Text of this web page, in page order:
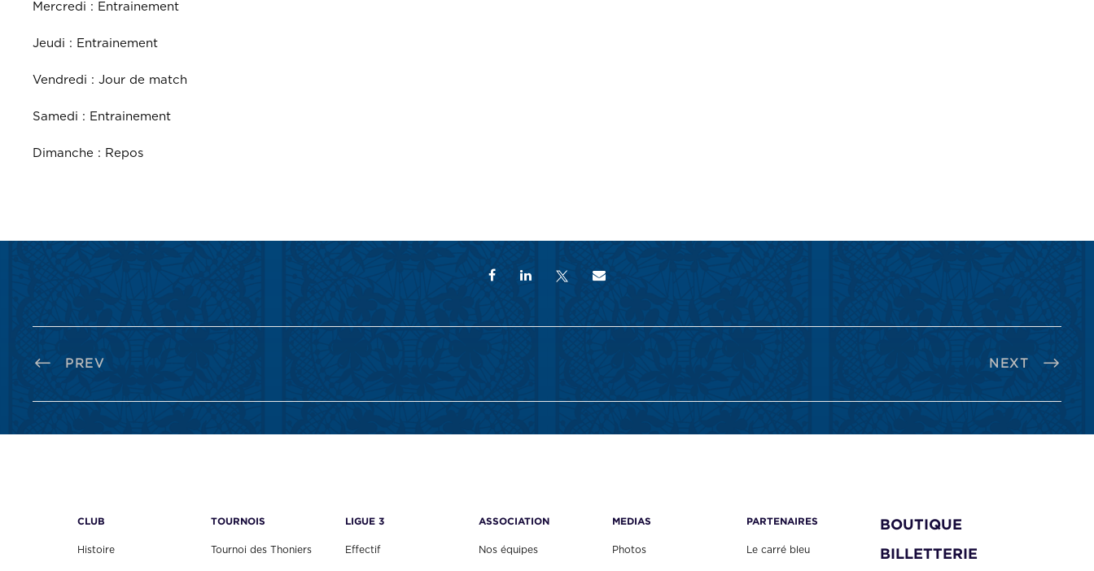
Mercredi : Entrainement
Jeudi : Entrainement
Vendredi : Jour de match
Samedi : Entrainement
Dimanche : Repos
PREV NEXT
CLUB
Histoire
TOURNOIS
Tournoi des Thoniers
LIGUE 3
Effectif
ASSOCIATION
Nos équipes
MEDIAS
Photos
PARTENAIRES
Le carré bleu
BOUTIQUE
BILLETTERIE